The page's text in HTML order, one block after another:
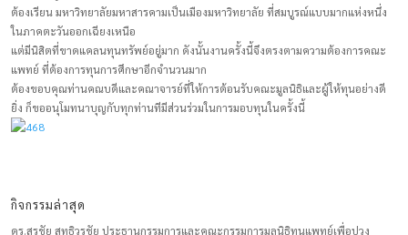
ต้องเรียน มหาวิทยาลัยมหาสารคามเป็นเมืองมหาวิทยาลัย ที่สมบูรณ์แบบมากแห่งหนึ่ง
ในภาคตะวันออกเฉียงเหนือ
แต่มีนิสิตที่ขาดแคลนทุนทรัพย์อยู่มาก ดังนั้นงานครั้งนี้จึงตรงตามความต้องการคณะ
แพทย์ ที่ต้องการทุนการศึกษาอีกจำนวนมาก
ต้องขอบคุณท่านคณบดีและคณาจารย์ที่ให้การต้อนรับคณะมูลนิธิและผู้ให้ทุนอย่างดี
ยิ่ง ก็ขออนุโมทนาบุญกับทุกท่านทีมีส่วนร่วมในการมอบทุนในครั้งนี้
กิจกรรมล่าสุด
ดร.สุรชัย สุทธิวรชัย ประธานกรรมการและคณะกรรมการมูลนิธฺิทุนแพทย์เพื่อปวง